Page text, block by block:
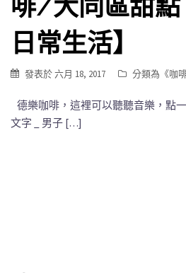
啡/大同區甜點
日常生活】
發表於六月 18, 2017 分類為《咖
德樂咖啡，這裡可以聽聽音樂，點
文字 _ 男子 […]